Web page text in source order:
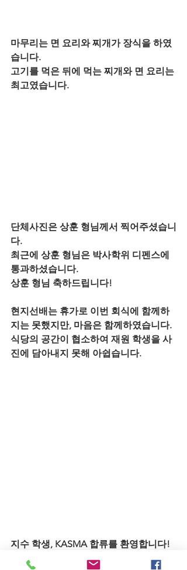
마무리는 면 요리와 찌개가 장식을 하였
습니다.
고기를 먹은 뒤에 먹는 찌개와 면 요리는
최고였습니다.
단체사진은 상훈 형님께서 찍어주셨습니
다.
최근에 상훈 형님은 박사학위 디펜스에
통과하셨습니다.
상훈 형님 축하드립니다!
현지선배는 휴가로 이번 회식에 함께하
지는 못했지만, 마음은 함께하였습니다.
식당의 공간이 협소하여 재원 학생을 사
진에 담아내지 못해 아쉽습니다.
지수 학생, KASMA 합류를 환영합니다!
함께, 열심히 좋은 연구합시다!